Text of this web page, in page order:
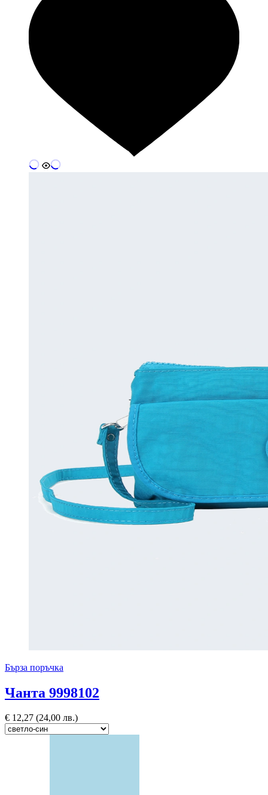
Бърза поръчка
Чанта 9998102
€ 12,27 (24,00 лв.)